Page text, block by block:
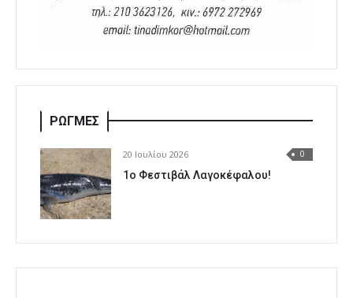
ΡΩΓΜΕΣ
20 Ιουλίου 2026 0
1o Φεστιβάλ Λαγοκέφαλου!